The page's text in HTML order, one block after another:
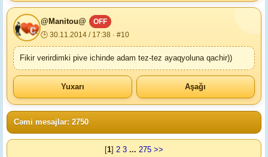
@Manitou@
OFF
🕒 30.11.2014 / 17:38 · #10
Fikir verirdimki pive ichinde adam tez-tez ayaqyoluna qachir))
Yuxarı Aşağı
Cəmi mesajlar: 2750
[1] 2 3 ... 275 >>